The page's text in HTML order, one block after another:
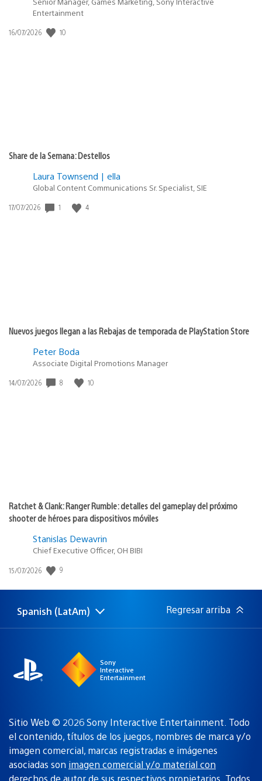
Entertainment
Fecha
16/07/2026 10
Share de la Semana: Destellos
Laura Townsend | ella
Global Content Communications Sr. Specialist, SIE
Fecha
17/07/2026 1 4
Nuevos juegos llegan a las Rebajas de temporada de PlayStation Store
Peter Boda
Associate Digital Promotions Manager
Fecha
14/07/2026 8 10
Ratchet & Clank: Ranger Rumble: detalles del gameplay del próximo
shooter de héroes para dispositivos móviles
Stanislas Dewavrin
Chief Executive Officer, OH BIBI
Fecha
publicación:
15/07/2026 9
Elige
Región
Spanish (LatAm) Regresar arriba
Sony
Interactive
Entertainment
Sitio Web © 2026 Sony Interactive Entertainment. Todo
el contenido, títulos de los juegos, nombres de marca y/o
imagen comercial, marcas registradas e imágenes
asociadas son imagen comercial y/o material con
derechos de autor de sus respectivos propietarios . Todos